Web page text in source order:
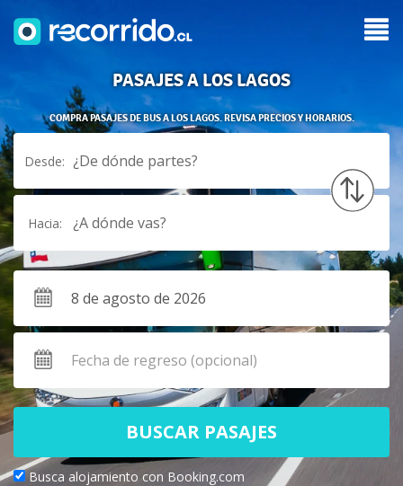
PASAJES A LOS LAGOS
COMPRA PASAJES DE BUS A LOS LAGOS. REVISA PRECIOS Y HORARIOS.
Desde: ¿De dónde partes?
Hacia: ¿A dónde vas?
BUSCAR PASAJES
Busca alojamiento con Booking.com